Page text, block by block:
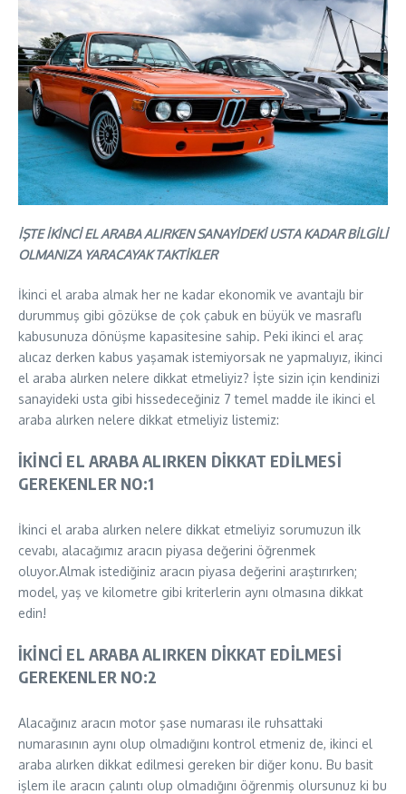
İŞTEİKİNCİ EL ARABA ALIRKEN SANAYİDEKİ USTA KADAR BİLGİLİ
OLMANIZA YARACAYAK TAKTİKLER
İkinci el araba almak her ne kadar ekonomik ve avantajlı bir
durummuş gibi gözükse de çok çabuk en büyük ve masraflı
kabusunuza dönüşme kapasitesine sahip. Peki ikinci el araç
alıcaz derken kabus yaşamak istemiyorsak ne yapmalıyız, ikinci
el araba alırken nelere dikkat etmeliyiz? İşte sizin için kendinizi
sanayideki usta gibi hissedeceğiniz 7 temel madde ile ikinci el
araba alırken nelere dikkat etmeliyiz listemiz:
İKİNCİ EL ARABA ALIRKEN DİKKAT EDİLMESİ
GEREKENLER NO:1
İkinci el araba alırken nelere dikkat etmeliyiz sorumuzun ilk
cevabı, alacağımız aracın piyasa değerini öğrenmek
oluyor.Almak istediğiniz aracın piyasa değerini araştırırken;
model, yaş ve kilometre gibi kriterlerin aynı olmasına dikkat
edin!
İKİNCİ EL ARABA ALIRKEN DİKKAT EDİLMESİ
GEREKENLER NO:2
Alacağınız aracın motor şase numarası ile ruhsattaki
numarasının aynı olup olmadığını kontrol etmeniz de, ikinci el
araba alırken dikkat edilmesi gereken bir diğer konu. Bu basit
işlem ile aracın çalıntı olup olmadığını öğrenmiş olursunuz ki bu